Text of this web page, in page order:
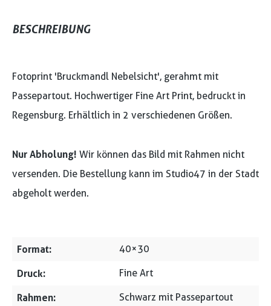
BESCHREIBUNG
Fotoprint 'Bruckmandl Nebelsicht', gerahmt mit
Passepartout. Hochwertiger Fine Art Print, bedruckt in
Regensburg. Erhältlich in 2 verschiedenen Größen.
Nur Abholung! Wir können das Bild mit Rahmen nicht
versenden. Die Bestellung kann im Studio47 in der Stadt
abgeholt werden.
Format: 40×30
Druck: Fine Art
Rahmen: Schwarz mit Passepartout